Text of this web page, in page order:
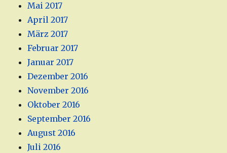
Mai 2017
April 2017
März 2017
Februar 2017
Januar 2017
Dezember 2016
November 2016
Oktober 2016
September 2016
August 2016
Juli 2016